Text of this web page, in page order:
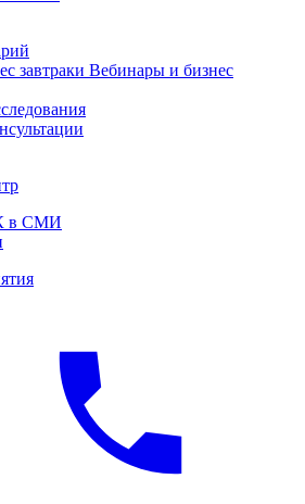
завтраки Вебинары и бизнес
в СМИ